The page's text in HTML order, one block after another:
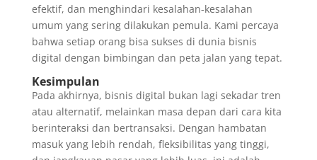
efektif, dan menghindari kesalahan-kesalahan
umum yang sering dilakukan pemula. Kami percaya
bahwa setiap orang bisa sukses di dunia bisnis
digital dengan bimbingan dan peta jalan yang tepat.
Kesimpulan
Pada akhirnya, bisnis digital bukan lagi sekadar tren
atau alternatif, melainkan masa depan dari cara kita
berinteraksi dan bertransaksi. Dengan hambatan
masuk yang lebih rendah, fleksibilitas yang tinggi,